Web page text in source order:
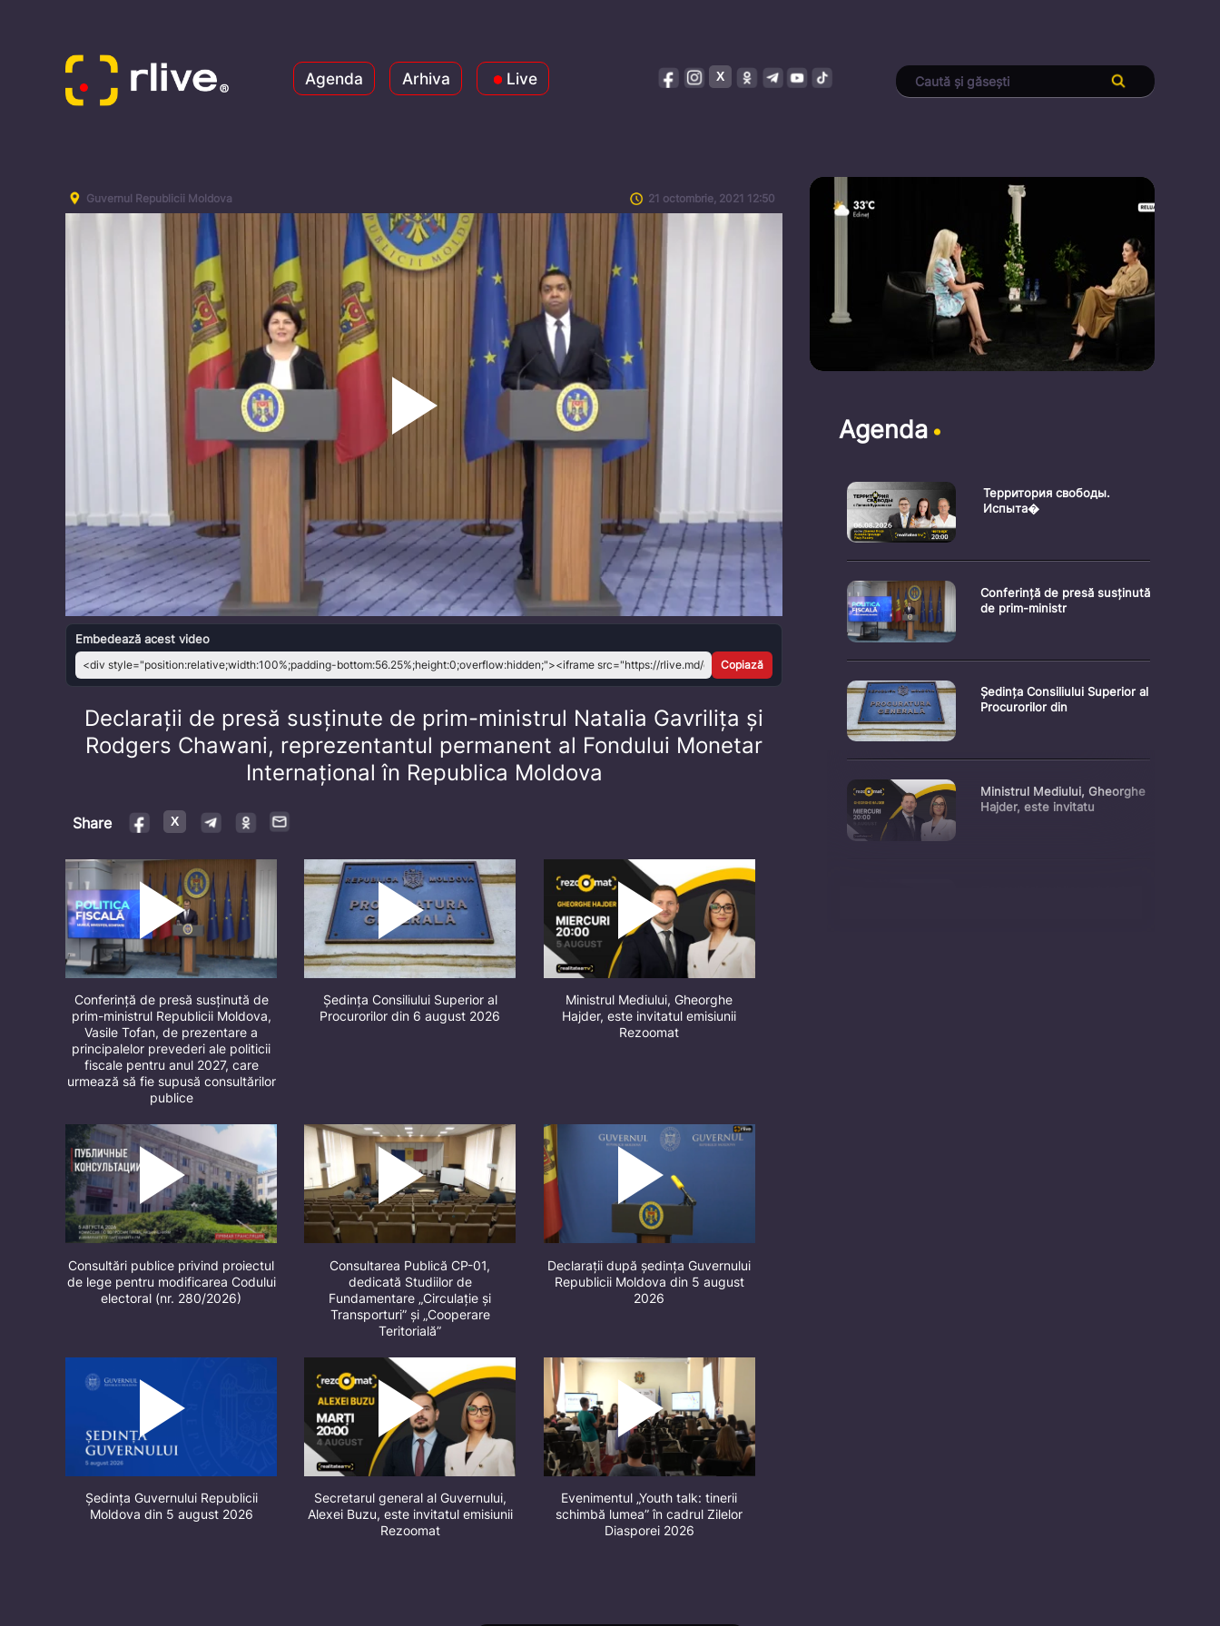
Agenda Arhiva Live
Guvernul Republicii Moldova 21 octombrie, 2021 12:50
Play
Video
Embedează acest video
Copiază
Declarații de presă susținute de prim-ministrul Natalia Gavrilița și
Rodgers Chawani, reprezentantul permanent al Fondului Monetar
Internațional în Republica Moldova
Share
Conferință de presă susținută de
prim-ministrul Republicii Moldova,
Vasile Tofan, de prezentare a
principalelor prevederi ale politicii
fiscale pentru anul 2027, care
urmează să fie supusă consultărilor
publice
Ședința Consiliului Superior al
Procurorilor din 6 august 2026
Ministrul Mediului, Gheorghe
Hajder, este invitatul emisiunii
Rezoomat
Consultări publice privind proiectul
de lege pentru modificarea Codului
electoral (nr. 280/2026)
Consultarea Publică CP-01,
dedicată Studiilor de
Fundamentare „Circulație și
Transporturi” și „Cooperare
Teritorială”
Declarații după ședința Guvernului
Republicii Moldova din 5 august
2026
Ședința Guvernului Republicii
Moldova din 5 august 2026
Secretarul general al Guvernului,
Alexei Buzu, este invitatul emisiunii
Rezoomat
Evenimentul „Youth talk: tinerii
schimbă lumea” în cadrul Zilelor
Diasporei 2026
Agenda
Территория свободы.
Испыта�
Conferință de presă susținută
de prim-ministr
Ședința Consiliului Superior al
Procurorilor din
Ministrul Mediului, Gheorghe
Hajder, este invitatu